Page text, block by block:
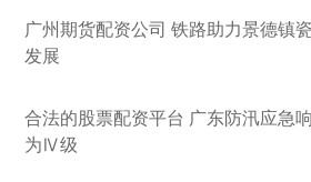
广州期货配资公司 铁路助力景德镇
发展
合法的股票配资平台 广东防汛应急
为Ⅳ级